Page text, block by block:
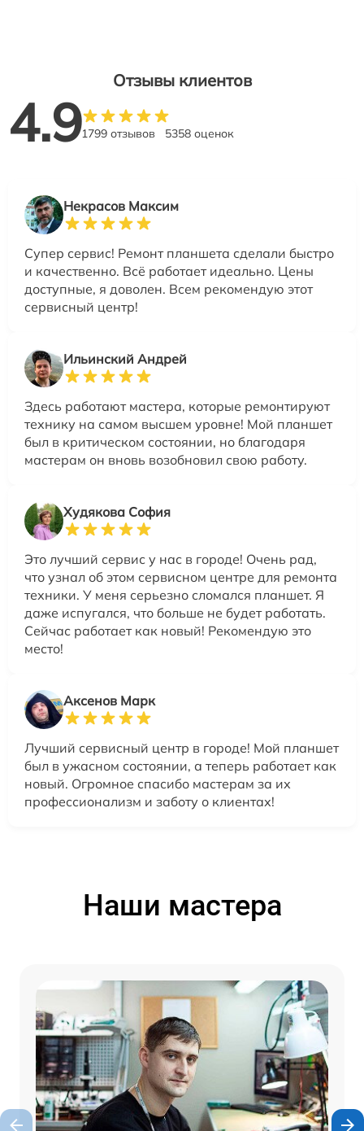
Отзывы клиентов
4.91799 отзывов 5358 оценок
Некрасов Максим
Супер сервис! Ремонт планшета сделали быстро
и качественно. Всё работает идеально. Цены
доступные, я доволен. Всем рекомендую этот
сервисный центр!
Ильинский Андрей
Здесь работают мастера, которые ремонтируют
технику на самом высшем уровне! Мой планшет
был в критическом состоянии, но благодаря
мастерам он вновь возобновил свою работу.
Худякова София
Это лучший сервис у нас в городе! Очень рад,
что узнал об этом сервисном центре для ремонта
техники. У меня серьезно сломался планшет. Я
даже испугался, что больше не будет работать.
Сейчас работает как новый! Рекомендую это
место!
Аксенов Марк
Лучший сервисный центр в городе! Мой планшет
был в ужасном состоянии, а теперь работает как
новый. Огромное спасибо мастерам за их
профессионализм и заботу о клиентах!
Наши мастера